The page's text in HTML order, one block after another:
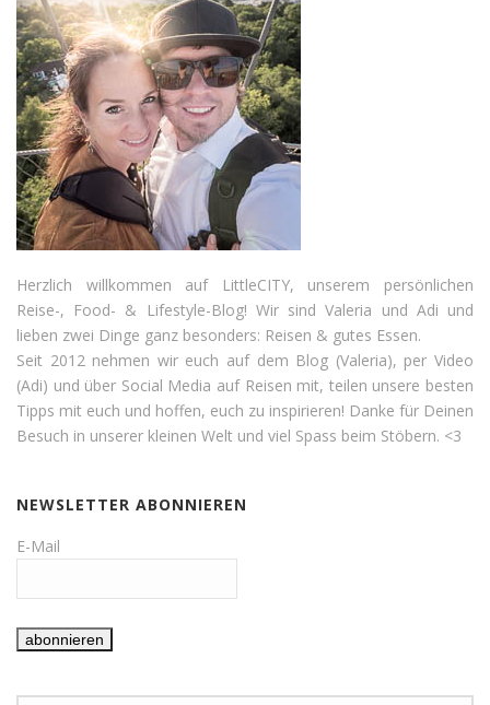
Herzlich willkommen auf LittleCITY, unserem persönlichen
Reise-, Food- & Lifestyle-Blog! Wir sind Valeria und Adi und
lieben zwei Dinge ganz besonders: Reisen & gutes Essen.
Seit 2012 nehmen wir euch auf dem Blog (Valeria), per Video
(Adi) und über Social Media auf Reisen mit, teilen unsere besten
Tipps mit euch und hoffen, euch zu inspirieren! Danke für Deinen
Besuch in unserer kleinen Welt und viel Spass beim Stöbern. <3
NEWSLETTER ABONNIEREN
E-Mail